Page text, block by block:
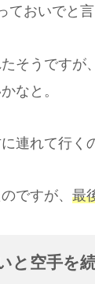
ておいでと
そうですが
なと。
連れて行く
ですが、 最
と空手を